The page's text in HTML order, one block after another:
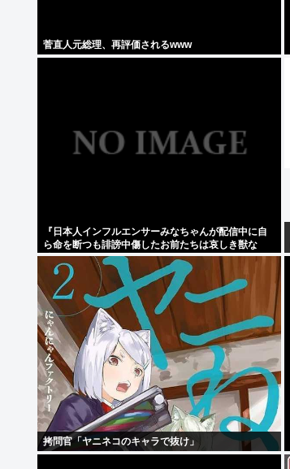
菅直人元総理、再評価されるwww
『日本人インフルエンサーみなちゃんが配信中に自
ら命を断つも誹謗中傷したお前たちは哀しき獣な
件』
拷問官「ヤニネコのキャラで抜け」